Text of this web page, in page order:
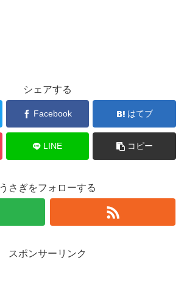
シェアする
Facebook はてブ
LINE コピー
うさぎをフォローする
スポンサーリンク